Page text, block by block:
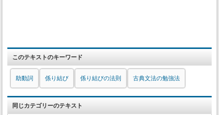
このテキストのキーワード
助動詞 係り結び 係り結びの法則 古典文法の勉強法
同じカテゴリーのテキスト